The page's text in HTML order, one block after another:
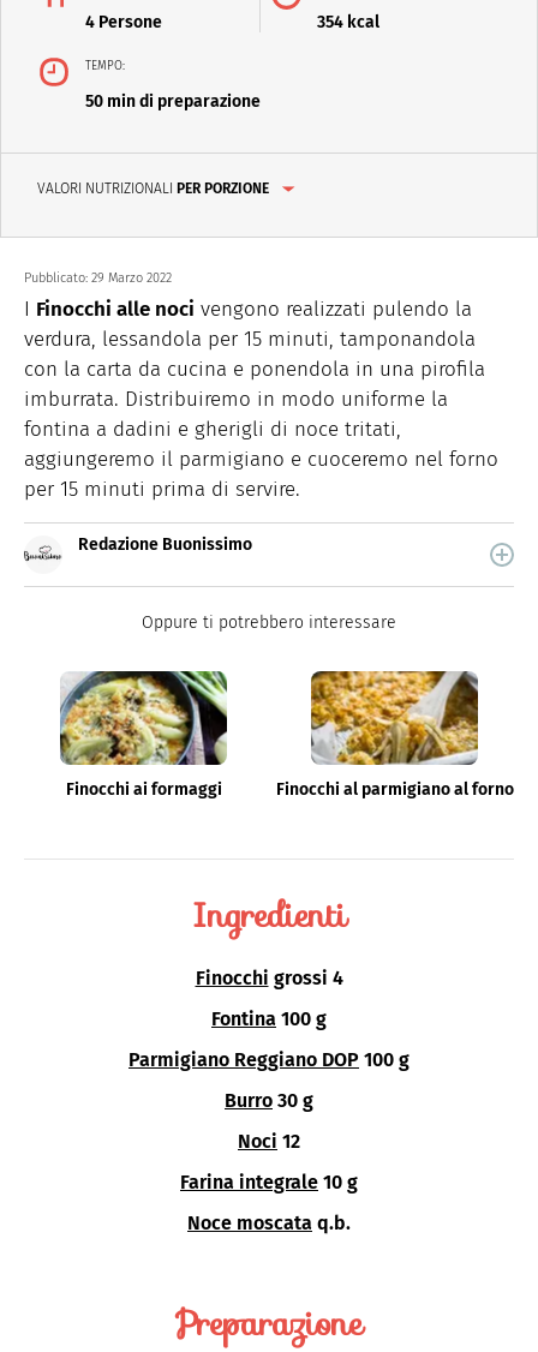
4 Persone 354 kcal
TEMPO:
50 min di preparazione
VALORI NUTRIZIONALI PER PORZIONE
Pubblicato: 29 Marzo 2022
I Finocchi alle noci vengono realizzati pulendo la
verdura, lessandola per 15 minuti, tamponandola
con la carta da cucina e ponendola in una pirofila
imburrata. Distribuiremo in modo uniforme la
fontina a dadini e gherigli di noce tritati,
aggiungeremo il parmigiano e cuoceremo nel forno
per 15 minuti prima di servire.
Redazione Buonissimo
quale trovi idee veloci, facili e spiegate passo passo.
Oppure ti potrebbero interessare
Finocchi ai formaggi Finocchi al parmigiano al forno
Ingredienti
Finocchi grossi 4
Fontina 100 g
Parmigiano Reggiano DOP 100 g
Burro 30 g
Noci 12
Farina integrale 10 g
Noce moscata q.b.
Preparazione